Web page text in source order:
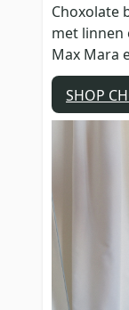
Choxolate
met linnen
Max Mara
SHOP